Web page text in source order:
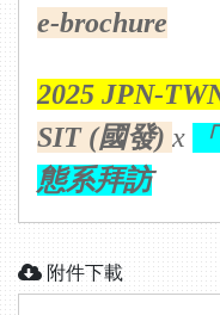
e-brochure
2025 JPN-
SIT (國發) x
態系拜訪
附件下載